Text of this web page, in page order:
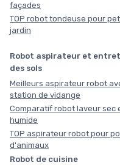
façades
TOP robot tondeuse pour
jardin
Robot aspirateur et
des sols
Meilleurs aspirateur robot
station de vidange
Comparatif robot laveur sec
humide
TOP aspirateur robot pour
d'animaux
Robot de cuisine